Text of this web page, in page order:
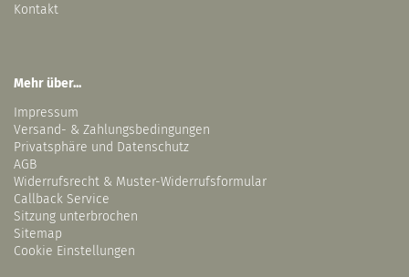
Kontakt
Mehr über...
Impressum
Versand- & Zahlungsbedingungen
Privatsphäre und Datenschutz
AGB
Widerrufsrecht & Muster-Widerrufsformular
Callback Service
Sitzung unterbrochen
Sitemap
Cookie Einstellungen